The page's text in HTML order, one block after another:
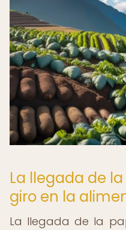
La llegada de
giro en la
La llegada de la